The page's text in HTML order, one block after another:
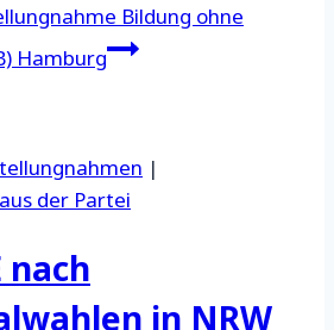
Bildung ohne
Hamburg
|
der Partei
nach
in NRW